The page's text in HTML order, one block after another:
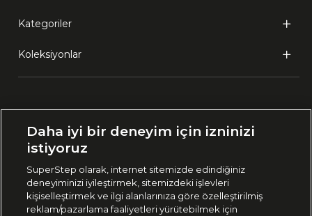
Kategoriler
Koleksiyonlar
🇹🇷 Türkiye
444 37 36
Daha iyi bir deneyim için izninizi
istiyoruz
SuperStep olarak, internet sitemizde edindiğiniz
deneyiminizi iyileştirmek, sitemizdeki işlevleri
kişiselleştirmek ve ilgi alanlarınıza göre özelleştirilmiş
reklam/pazarlama faaliyetleri yürütebilmek için